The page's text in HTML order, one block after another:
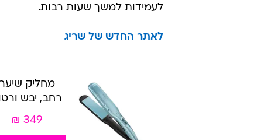
לעמידות למשך שעות רבות.
לאתר החדש של שריג
מחליק
רחב, יבש
349
₪